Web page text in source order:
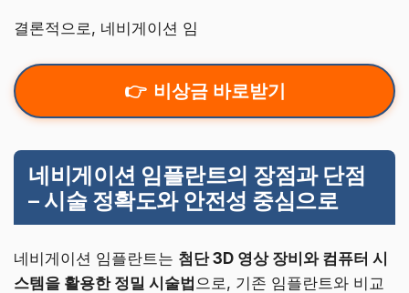
결론적으로, 네비게이션 임
비상금 바로받기
네비게이션 임플란트의 장점과 단점
– 시술 정확도와 안전성 중심으로
네비게이션 임플란트는 첨단 3D 영상 장비와 컴퓨터 시
스템을 활용한 정밀 시술법 으로, 기존 임플란트와 비교